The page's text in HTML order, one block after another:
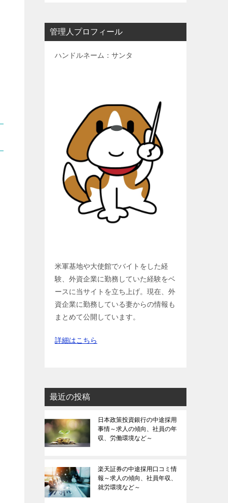
管理人プロフィール
ハンドルネーム：サンタ
米軍基地や大使館でバイトをした経
験、外資企業に勤務していた経験をベ
ースに当サイトを立ち上げ。現在、外
資企業に勤務している妻からの情報も
まとめて公開しています。
詳細はこちら
最近の投稿
日本政策投資銀行の中途採用
事情～求人の傾向、社員の年
収、労働環境など～
楽天証券の中途採用口コミ情
報～求人の傾向、社員年収、
就労環境など～